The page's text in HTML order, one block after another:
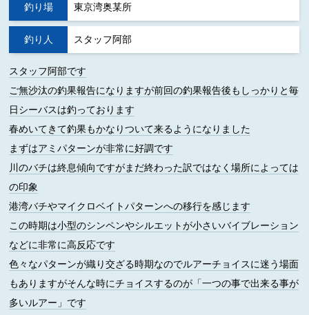
釣り場 東京湾奥某所
釣り人 スタッフ阿部
スタッフ阿部です
ご無沙汰の釣果報告になりますが前回の釣果報告後もしっかりと毎
日シーバスは釣っております
春めいてきて釣果もかなりついて来るようになりました
まずはアミパターンが非常に好調です
川のバチは終息傾向ですがまだ終わった訳ではなく場所によっては
の印象
港湾バチやマイクロベイトパターンへの移行を感じます
この時期は小型のシンペンやシルエットが小さいバイブレーション
などに非常に高反応です
色々なパターンが織り交ざる時期なのでルアーチョイスに迷う場面
もありますがそんな時にチョイスするのが「一つの事で出来る事が
多いルアー」です